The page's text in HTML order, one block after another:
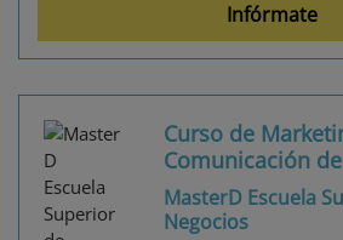
Infórmate
Curso de
Comunicación
MasterD Escuela
Negocios